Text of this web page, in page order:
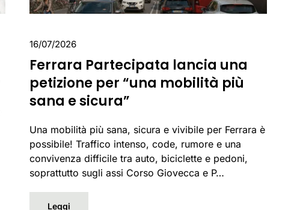
16/07/2026
Ferrara Partecipata lancia una
petizione per “una mobilità più
sana e sicura”
Una mobilità più sana, sicura e vivibile per Ferrara è
possibile! Traffico intenso, code, rumore e una
convivenza difficile tra auto, biciclette e pedoni,
soprattutto sugli assi Corso Giovecca e P…
Leggi